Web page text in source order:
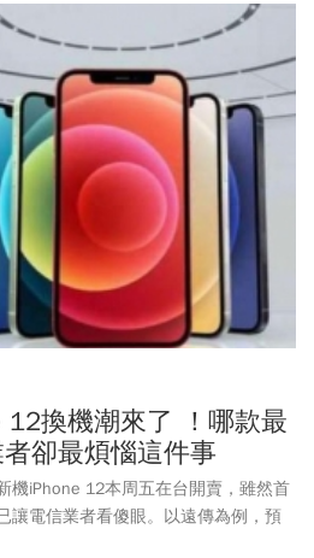
12換機潮來了 ！哪款最
卻最煩惱這件事
機iPhone 12本周五在台開賣，雖然首
讓電信業者看傻眼。以遠傳為例，預
之星預留資料量也較去年提升4成，